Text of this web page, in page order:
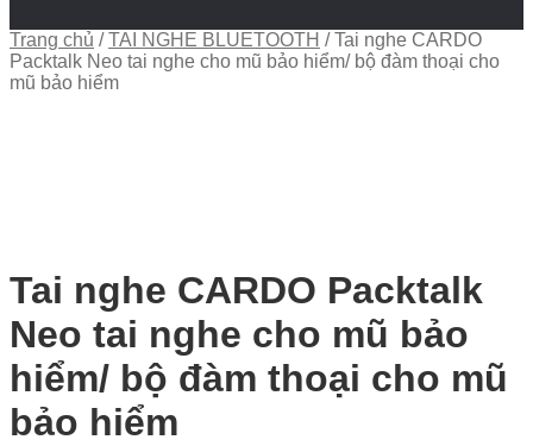
Trang chủ /TAI NGHE BLUETOOTH /Tai nghe CARDO
Packtalk Neo tai nghe cho mũ bảo hiểm/ bộ đàm thoại cho
mũ bảo hiểm
Tai nghe CARDO Packtalk
Neo tai nghe cho mũ bảo
hiểm/ bộ đàm thoại cho mũ
bảo hiểm